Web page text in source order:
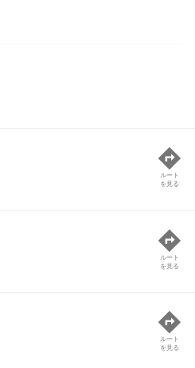
ルート
を見る
ルート
を見る
ルート
を見る